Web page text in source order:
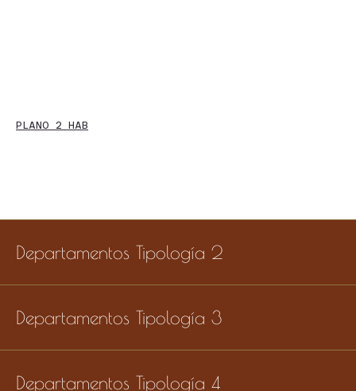
PLANO 2 HAB
Departamentos Tipología 2
Departamentos Tipología 3
Departamentos Tipología 4